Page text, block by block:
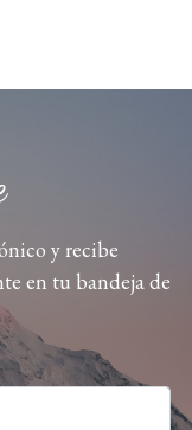
y recibe
en tu bandeja de